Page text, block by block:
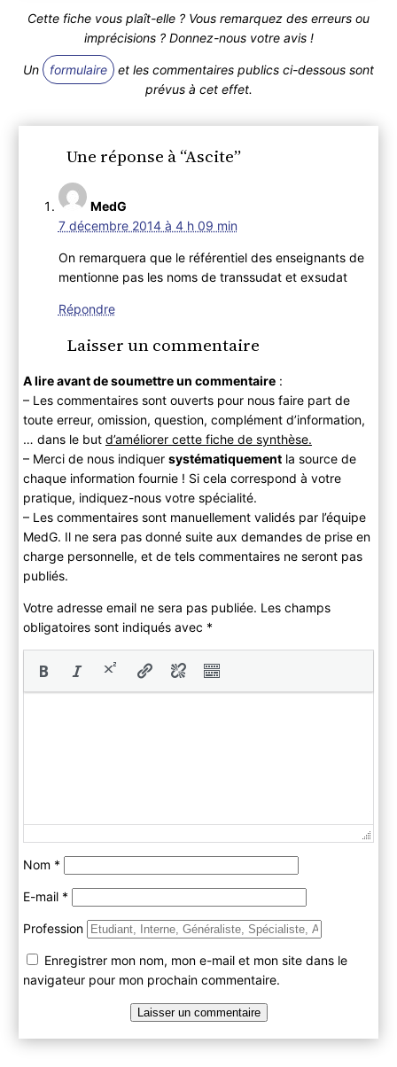
Cette fiche vous plaît-elle ? Vous remarquez des erreurs ou
imprécisions ? Donnez-nous votre avis !
Un formulaire
et les commentaires publics ci-dessous sont
prévus à cet effet.
Une réponse à “Ascite”
MedG
7 décembre 2014 à 4 h 09 min
On remarquera que le référentiel des enseignants de
mentionne pas les noms de transsudat et exsudat
Répondre
Laisser un commentaire
A lire avant de soumettre un commentaire:
– Les commentaires sont ouverts pour nous faire part de
toute erreur, omission, question, complément d’information,
… dans le but d’améliorer cette fiche de synthèse.
– Merci de nous indiquer systématiquementla source de
chaque information fournie ! Si cela correspond à votre
pratique, indiquez-nous votre spécialité.
– Les commentaires sont manuellement validés par l’équipe
MedG. Il ne sera pas donné suite aux demandes de prise en
charge personnelle, et de tels commentaires ne seront pas
publiés.
Votre adresse email ne sera pas publiée. Les champs
obligatoires sont indiqués avec *
Nom *
E-mail *
Profession
Enregistrer mon nom, mon e-mail et mon site dans le
navigateur pour mon prochain commentaire.